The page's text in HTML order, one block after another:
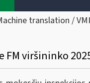
translation /